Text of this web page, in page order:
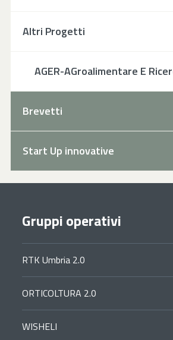
Altri Progetti
AGER-AGroalimentare E
Brevetti
Start Up innovative
Gruppi operativi
RTK Umbria 2.0
ORTICOLTURA 2.0
WISHELI